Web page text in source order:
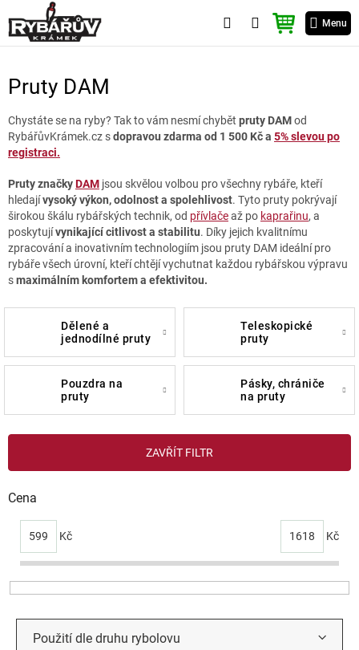
na
obsah
Menu
NÁKUPNÍ
KOŠÍK
Pruty DAM
Chystáte se na ryby? Tak to vám nesmí chybět pruty DAMod
RybářůvKrámek.cz sdopravou zdarma od 1 500 Kč a 5% slevou po
registraci.
Pruty značkyDAM jsou skvělou volbou pro všechny rybáře, kteří
hledajívysoký výkon, odolnost a spolehlivost. Tyto pruty pokrývají
širokou škálu rybářských technik, od přívlačeaž po kaprařinu, a
poskytujívynikající citlivost a stabilitu. Díky jejich kvalitnímu
zpracování a inovativním technologiím jsou pruty DAM ideální pro
rybáře všech úrovní, kteří chtějí vychutnat každou rybářskou výpravu
smaximálním komfortem a efektivitou.
dělené a
jednodílné pruty
teleskopické
pruty
pouzdra na
pruty
pásky, chrániče
na pruty
ZAVŘÍT FILTR
Cena
599 Kč 1618 Kč
Použití dle druhu rybolovu
V
p
i
d
u